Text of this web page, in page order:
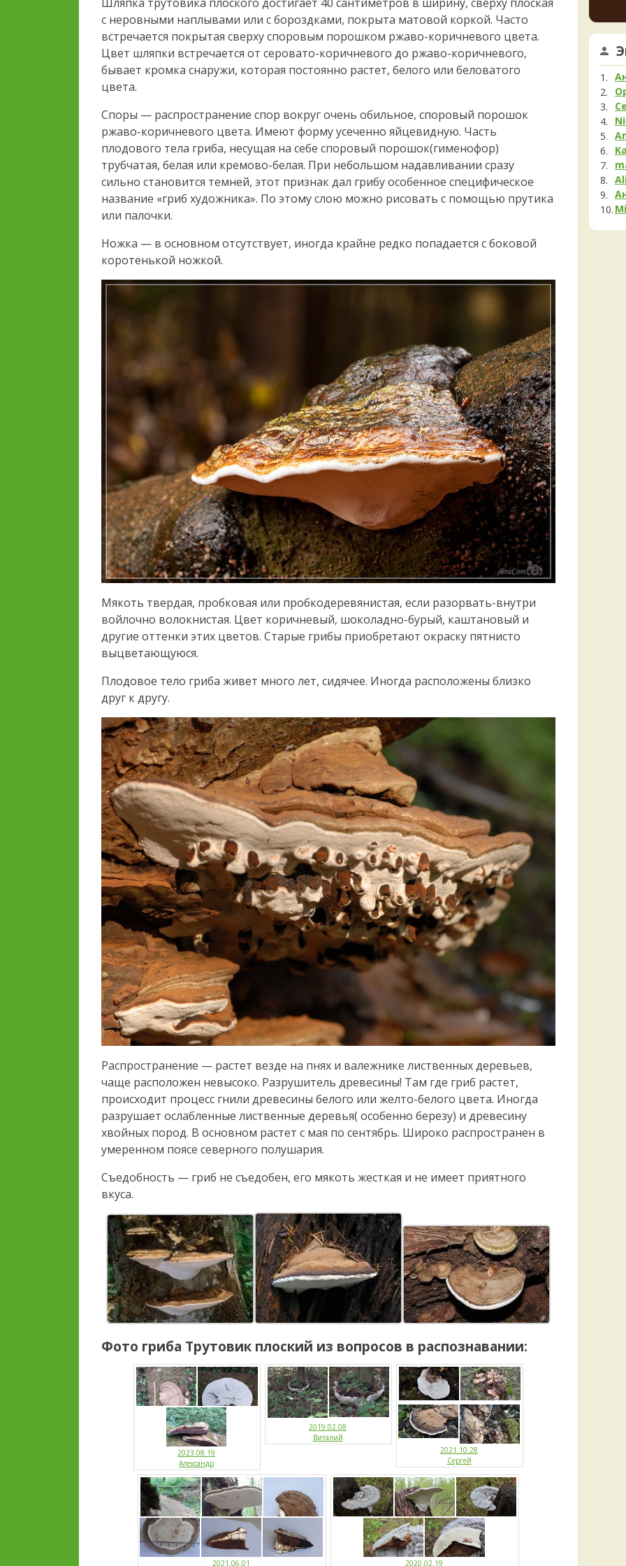
с неровными наплывами или с бороздками, покрыта матовой коркой. Часто
встречается покрытая сверху споровым порошком ржаво-коричневого цвета.
Цвет шляпки встречается от серовато-коричневого до ржаво-коричневого,
бывает кромка снаружи, которая постоянно растет, белого или беловатого
цвета.
Споры — распространение спор вокруг очень обильное, споровый порошок
ржаво-коричневого цвета. Имеют форму усеченно яйцевидную. Часть
плодового тела гриба, несущая на себе споровый порошок(гименофор)
трубчатая, белая или кремово-белая. При небольшом надавливании сразу
сильно становится темней, этот признак дал грибу особенное специфическое
название «гриб художника». По этому слою можно рисовать с помощью прутика
или палочки.
Ножка — в основном отсутствует, иногда крайне редко попадается с боковой
коротенькой ножкой.
Мякоть твердая, пробковая или пробкодеревянистая, если разорвать-внутри
войлочно волокнистая. Цвет коричневый, шоколадно-бурый, каштановый и
другие оттенки этих цветов. Старые грибы приобретают окраску пятнисто
выцветающуюся.
Плодовое тело гриба живет много лет, сидячее. Иногда расположены близко
друг к другу.
Распространение — растет везде на пнях и валежнике лиственных деревьев,
чаще расположен невысоко. Разрушитель древесины! Там где гриб растет,
происходит процесс гнили древесины белого или желто-белого цвета. Иногда
разрушает ослабленные лиственные деревья( особенно березу) и древесину
хвойных пород. В основном растет с мая по сентябрь. Широко распространен в
умеренном поясе северного полушария.
Съедобность — гриб не съедобен, его мякоть жесткая и не имеет приятного
вкуса.
Фото гриба Трутовик плоский из вопросов в распознавании:
2023.08.19
Александр
2019.02.08
Виталий
2021.10.28
Сергей
2021.06.01 2020.02.19
но
края
1 день